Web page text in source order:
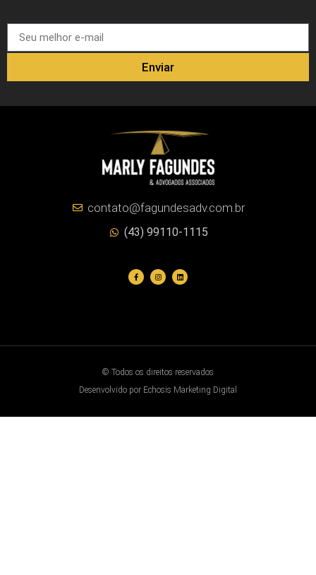
Enviar
contato@fagundesadv.com.br
(43) 99110-1115
© Todos os direitos reservados
Desenvolvido por Echosis Marketing Digital